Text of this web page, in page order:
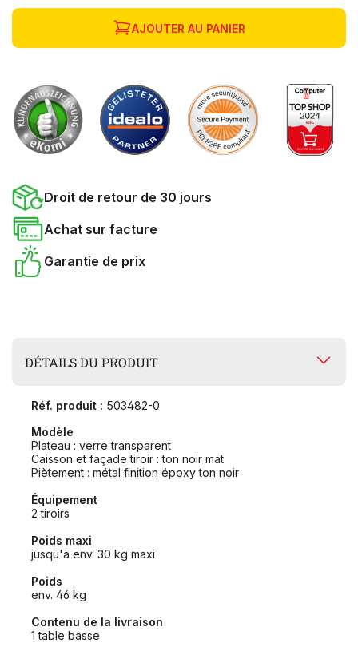
AJOUTER AU PANIER
Droit de retour de 30 jours
Achat sur facture
Garantie de prix
DÉTAILS DU PRODUIT
Réf. produit : 503482-0
Modèle
Plateau : verre transparent
Caisson et façade tiroir : ton noir mat
Piètement : métal finition époxy ton noir
Équipement
2 tiroirs
Poids maxi
jusqu'à env. 30 kg maxi
Poids
env. 46 kg
Contenu de la livraison
1 table basse